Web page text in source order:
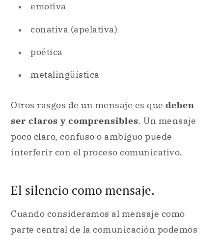
emotiva
conativa (apelativa)
poética
metalingüística
Otros rasgos de un mensaje es que deben
ser claros y comprensibles. Un mensaje
poco claro, confuso o ambiguo puede
interferir con el proceso comunicativo.
El silencio como mensaje.
Cuando consideramos al mensaje como
parte central de la comunicación podemos